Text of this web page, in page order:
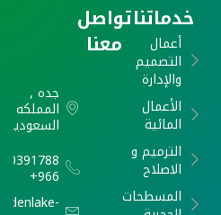
خدماتنا
أعمال
التصميم
والإدارة
الأعمال
المائية
الترميم و
الاصلاح
المسطحات
تواصل
معنا
جده ,
المملكه
السعودية
966+